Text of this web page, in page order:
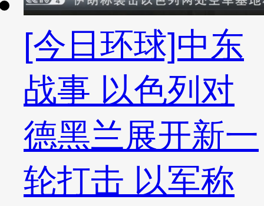
[今日环球]中东
战事 以色列对
德黑兰展开新一
轮打击 以军称